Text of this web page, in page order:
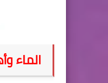
الماء